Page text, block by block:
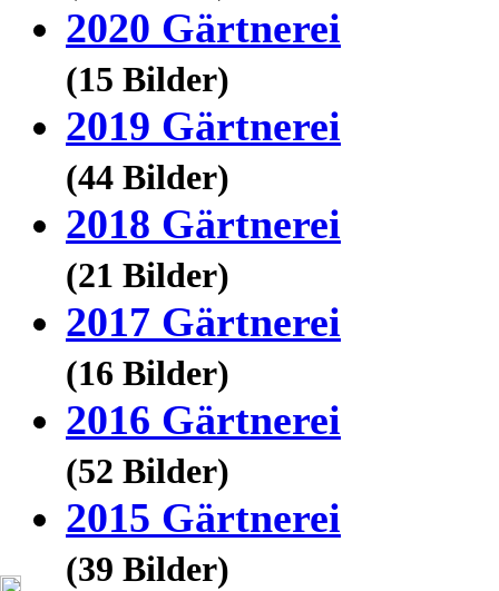
2020 Gärtnerei
(15 Bilder)
2019 Gärtnerei
(44 Bilder)
2018 Gärtnerei
(21 Bilder)
2017 Gärtnerei
(16 Bilder)
2016 Gärtnerei
(52 Bilder)
2015 Gärtnerei
(39 Bilder)